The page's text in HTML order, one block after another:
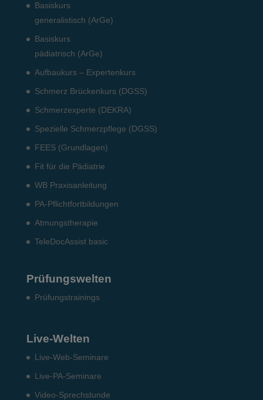
Basiskurs
generalistisch (ArGe)
Basiskurs
pädiatrisch (ArGe)
Aufbaukurs – Expertenkurs
Schmerz Brückenkurs (DGSS)
Schmerzexperte (DEKRA)
Spezielle Schmerzpflege (DGSS)
FEES (Grundlagen)
Fit für die Pädiatrie
WB Praxisanleitung
PA-Pflichtfortbildungen
Atmungstherapie
TeleDocAssist basic
Prüfungswelten
Prü­fungs­trai­nings
Live-Welten
Live-Web-Seminare
Live-PA-Seminare
Video-Sprechstunde